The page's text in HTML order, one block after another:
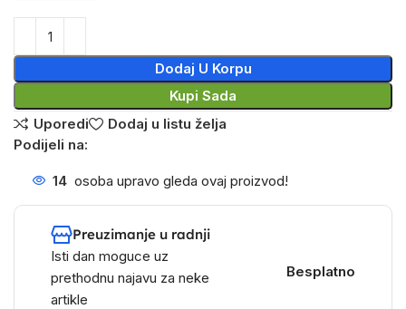
Dodaj U Korpu
Kupi Sada
Uporedi
Dodaj u listu želja
Podijeli na:
14 osoba upravo gleda ovaj proizvod!
Preuzimanje u radnji
Isti dan moguce uz
prethodnu najavu za neke
artikle
Besplatno